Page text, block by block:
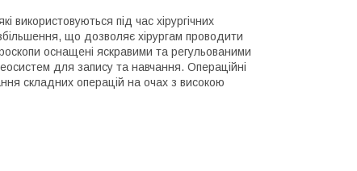
використовуються під час хірургічних
що дозволяє хірургам проводити
оснащені яскравими та регульованими
для запису та навчання. Операційні
складних операцій на очах з високою